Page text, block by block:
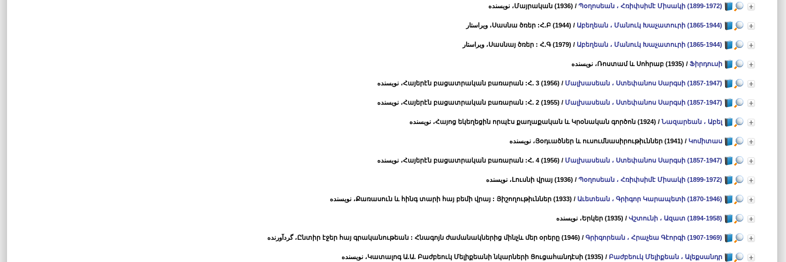
Մայրական (1936) / Պօղոսեան ، Հռիփսիմէ Միսակի (1899-1972) ، نویسنده
Սասնա ծռեր :Հ.Բ (1944) / Աբեղեան ، Մանուկ Խաչատուրի (1865-1944) ، ویراستار
Սասնայ ծռեր : Հ.Գ (1979) / Աբեղեան ، Մանուկ Խաչատուրի (1865-1944) ، ویراستار
Ռոստամ և Սոհրաբ (1935) / Ֆիրդուսի ، نویسنده
Հայերէն բացատրական բառարան :Հ. 3 (1956) / Մալխասեան ، Ստեփանոս Սարգսի (1857-1947) ، نویسنده
Հայերէն բացատրական բառարան :Հ. 2 (1955) / Մալխասեան ، Ստեփանոս Սարգսի (1857-1947) ، نویسنده
Հայոց եկեղեցին որպէս քաղաքական և Կրօնական գործոն (1924) / Նազարեան ، Աբել ، نویسنده
Յօդւածներ և ուսումնասիրութիւններ (1941) / Կոմիտաս ، نویسنده
Հայերէն բացատրական բառարան :Հ. 4 (1956) / Մալխասեան ، Ստեփանոս Սարգսի (1857-1947) ، نویسنده
Լուսնի վրայ (1936) / Պօղոսեան ، Հռիփսիմէ Միսակի (1899-1972) ، نویسنده
Քառասուն և հինգ տարի հայ բեմի վրայ : Յիշողութիւններ (1933) / Աւետեան ، Գրիգոր Կարապետի (1870-1946) ، نویسنده
Երկեր (1935) / Վշտունի ، Ազատ (1894-1958) ، نویسنده
Ընտիր էջեր հայ գրականութեան : Հնագոյն ժամանակներից մինչև մեր օրերը (1946) / Գրիգորեան ، Հրաչեա Գէորգի (1907-1969) ، گردآورنده
Կատալոգ Ա.Ա. Բաժբեուկ Մելիքեանի նկարների Ցուցահանդէսի (1935) / Բաժբեուկ Մելիքեան ، Ալեքսանդր ، نویسنده